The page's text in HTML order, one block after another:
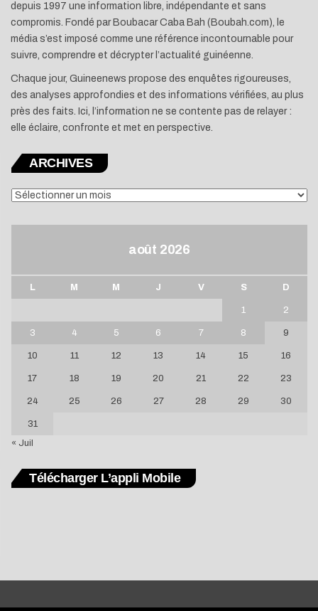
depuis 1997 une information libre, indépendante et sans
compromis. Fondé par Boubacar Caba Bah (Boubah.com), le
média s’est imposé comme une référence incontournable pour
suivre, comprendre et décrypter l’actualité guinéenne.
Chaque jour, Guineenews propose des enquêtes rigoureuses,
des analyses approfondies et des informations vérifiées, au plus
près des faits. Ici, l’information ne se contente pas de relayer :
elle éclaire, confronte et met en perspective.
ARCHIVES
ARCHIVES
août 2026
L M M J V S D
1 2
3 4 5 6 7 8 9
10 11 12 13 14 15 16
17 18 19 20 21 22 23
24 25 26 27 28 29 30
31
« Juil
Télécharger L’appli Mobile